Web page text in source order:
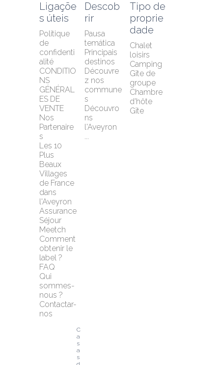
Ligaçõe
s úteis
Politique
de
confidenti
alité
CONDITIO
NS
GÉNÉRAL
ES DE
VENTE
Nos
Partenaire
s
Les 10
Plus
Beaux
Villages
de France
dans
l'Aveyron
Assurance
Séjour
Meetch
Comment
obtenir le
label ?
FAQ
Qui
sommes-
nous ?
Contactar-
nos
Descob
rir
Pausa
temática
Principais
destinos
Découvre
z nos
commune
s
Découvro
ns
l'Aveyron
...
Tipo de
proprie
dade
Chalet
loisirs
Camping
Gîte de
groupe
Chambre
d'hôte
Gîte
C
a
s
a
s